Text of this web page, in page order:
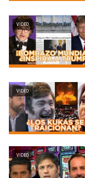
VIDEO
VIDEO
VIDEO